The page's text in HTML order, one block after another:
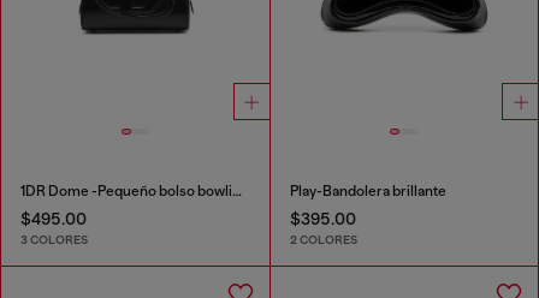
1DR Dome -Pequeño bolso bowling de cuero
$495.00
3 COLORES
Play-Bandolera brillante
$395.00
2 COLORES